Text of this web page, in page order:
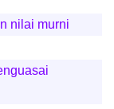
nilai murni